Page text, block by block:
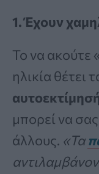
1. Έχουν
Το να ακούτε
ηλικία θέτει
μπορεί να
άλλους. «Τα